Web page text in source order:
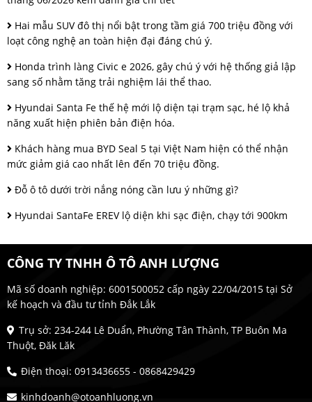
Hai mẫu SUV đô thị nổi bật trong tầm giá 700 triệu đồng với
loạt công nghệ an toàn hiện đại đáng chú ý.
Honda trình làng Civic e 2026, gây chú ý với hệ thống giả lập
sang số nhằm tăng trải nghiệm lái thể thao.
Hyundai Santa Fe thế hệ mới lộ diện tại trạm sạc, hé lộ khả
năng xuất hiện phiên bản điện hóa.
Khách hàng mua BYD Seal 5 tại Việt Nam hiện có thể nhận
mức giảm giá cao nhất lên đến 70 triệu đồng.
Đỗ ô tô dưới trời nắng nóng cần lưu ý những gì?
Hyundai SantaFe EREV lộ diện khi sạc điện, chạy tới 900km
CÔNG TY TNHH Ô TÔ ANH LƯỢNG
Mã số doanh nghiệp: 6001500052 cấp ngày 22/04/2015 tại Sở
kế hoạch và đầu tư tỉnh Đắk Lắk
Trụ sở: 234-244 Lê Duẩn, Phường Tân Thành, TP Buôn Ma
Thuột, Đăk Lăk
Điện thoại: 0913436655 - 0868429429
kinhdoanh@otoanhluong.vn